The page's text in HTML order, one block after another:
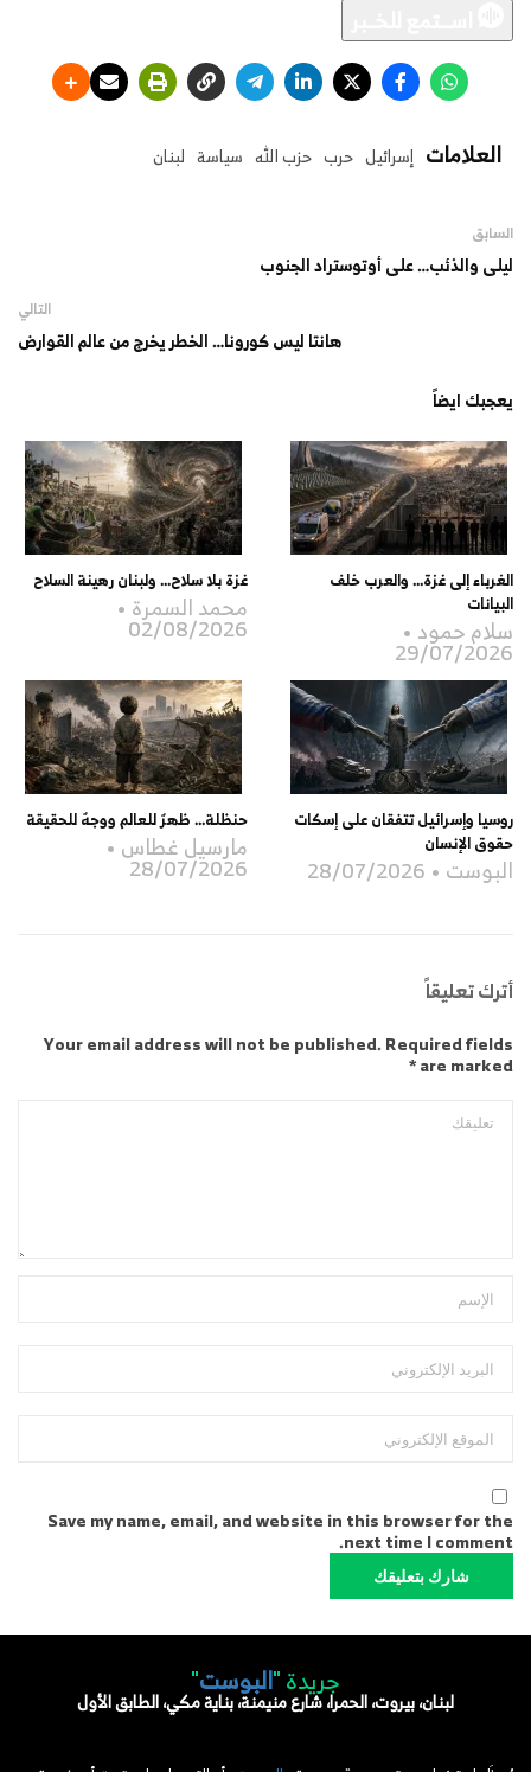
العلامات إسرائيل حرب حزب الله سياسة لبنان
السابق
ليلى والذئب… على أوتوستراد الجنوب
التالي
هانتا ليس كورونا… الخطر يخرج من عالم القوارض
يعجبك ايضاً
غزة بلا سلاح… ولبنان رهينة السلاح
محمد السمرة
02/08/2026
الغرباء إلى غزة… والعرب خلف
البيانات
سلام حمود
29/07/2026
حنظلة… ظهرٌ للعالم ووجهٌ للحقيقة
مارسيل غطاس
28/07/2026
روسيا وإسرائيل تتفقان على إسكات
حقوق الإنسان
البوست 28/07/2026
أترك تعليقاً
Your email address will not be published. Required fields
are marked *
Save my name, email, and website in this browser for the
next time I comment.
جريدة "البوست"
لبنان، بيروت، الحمرا، شارع منيمنة، بناية مكي، الطابق الأول